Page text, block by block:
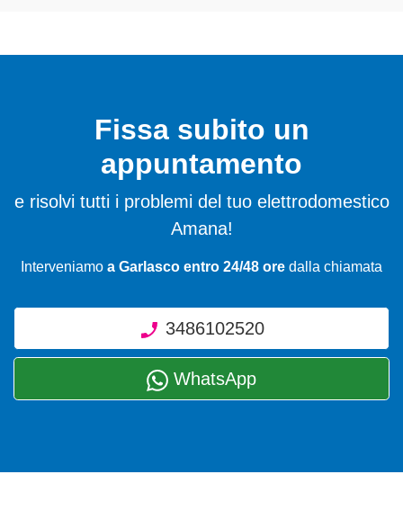
Fissa subito un
appuntamento
e risolvi tutti i problemi del tuo elettrodomestico
Amana!
Interveniamo a Garlasco entro 24/48 ore dalla chiamata
3486102520
WhatsApp